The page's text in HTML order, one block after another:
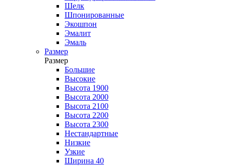
Шелк
Шпонированные
Экошпон
Эмалит
Эмаль
Размер
Размер
Большие
Высокие
Высота 1900
Высота 2000
Высота 2100
Высота 2200
Высота 2300
Нестандартные
Низкие
Узкие
Ширина 40